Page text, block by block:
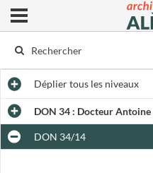
Archives
Ouvrir le menu déroulant
Dépliertous les niveaux
DON 34 : Docteur Antoine
DON 34/14